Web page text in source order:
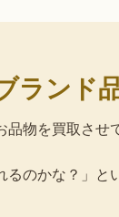
ランド
物を買取させ
るのかな？」と